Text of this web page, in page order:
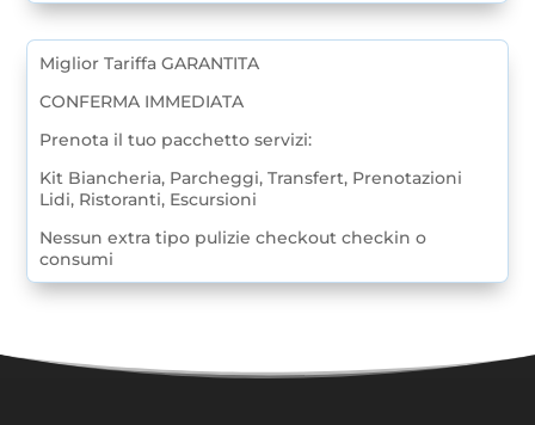
Miglior Tariffa GARANTITA
CONFERMA IMMEDIATA
Prenota il tuo pacchetto servizi:
Kit Biancheria, Parcheggi, Transfert, Prenotazioni
Lidi, Ristoranti, Escursioni
Nessun extra tipo pulizie checkout checkin o
consumi